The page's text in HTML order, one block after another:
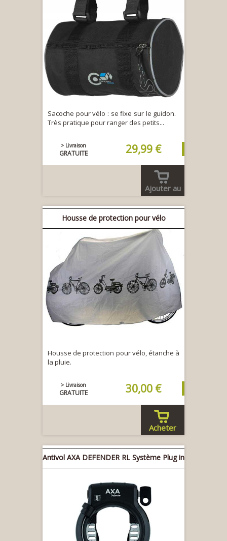
Sacoche pour vélo : se fixe sur le guidon.
Très pratique pour ranger des petits...
> Livraison
GRATUITE 29,99 €
Ajouter au
panier
Housse de protection pour vélo
Housse de protection pour vélo, étanche à
la pluie.
> Livraison
GRATUITE 30,00 €
Acheter
Antivol AXA DEFENDER RL Système Plug in